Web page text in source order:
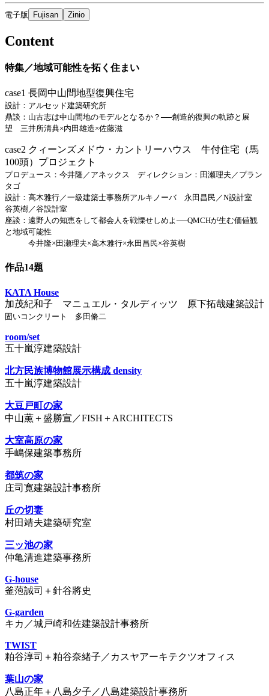
電子版 Fujisan Zinio
Content
特集／地域可能性を拓く住まい
case1 長岡中山間地型復興住宅
設計：アルセッド建築研究所
鼎談：山古志は中山間地のモデルとなるか？──創造的復興の軌跡と展
望 三井所清典×内田雄造×佐藤滋
case2 クィーンズメドウ・カントリーハウス 牛付住宅（馬
100頭）プロジェクト
プロデュース：今井隆／アネックス ディレクション：田瀬理夫／プラン
タゴ
設計：高木雅行／一級建築士事務所アルキノーバ 永田昌民／N設計室
谷英樹／谷設計室
座談：遠野人の知恵をして都会人を戦慄せしめよ──QMCHが生む価値観
と地域可能性
今井隆×田瀬理夫×高木雅行×永田昌民×谷英樹
作品14題
KATA House
加茂紀和子 マニュエル・タルディッツ 原下拓哉建築設計
固いコンクリート 多田脩二
room/set
五十嵐淳建築設計
北方民族博物館展示構成 density
五十嵐淳建築設計
大豆戸町の家
中山薫＋盛勝宣／FISH＋ARCHITECTS
大室高原の家
手嶋保建築事務所
都筑の家
庄司寛建築設計事務所
丘の切妻
村田靖夫建築研究室
三ッ池の家
仲亀清進建築事務所
G-house
釜萢誠司＋針谷將史
G-garden
キカ／城戸崎和佐建築設計事務所
TWIST
粕谷淳司＋粕谷奈緒子／カスヤアーキテクツオフィス
葉山の家
八島正年＋八島夕子／八島建築設計事務所